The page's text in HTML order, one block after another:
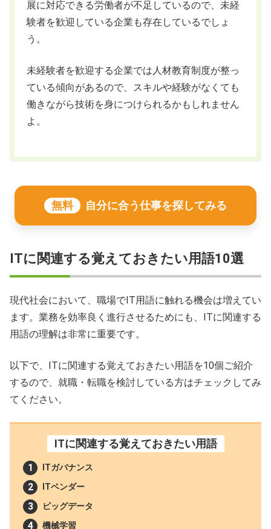
展に対応できる労働者が不足しているので、未経
験者を歓迎している企業も存在しているでしょ
う。
未経験者を歓迎する企業では人材教育制度が整っ
ている傾向があるので、スキルや経験がなくても
働きながら技術を身につけられるかもしれません
よ。
無料 自分に合う仕事を探してみる
ITに関連する覚えておきたい用語10選
現代社会において、職場でIT用語に触れる機会は増えてい
ます。業務を効率良く進行させるためにも、ITに関連する
用語の理解は非常に重要です。
以下で、ITに関連する覚えておきたい用語を10個ご紹介
するので、就職・転職を検討している方はチェックしてみ
てください。
ITに関連する覚えておきたい用語
ITガバナンス
ITベンダー
ビッグデータ
機械学習